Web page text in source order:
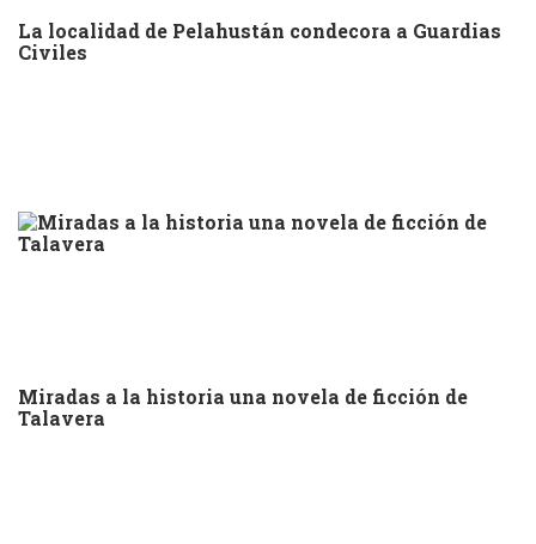
La localidad de Pelahustán condecora a Guardias
Civiles
Miradas a la historia una novela de ficción de
Talavera